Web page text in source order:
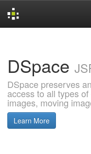
DSpace
DSpace preserves
access to all types
images, moving
Learn More